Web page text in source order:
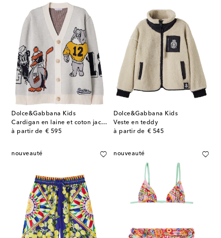
Dolce&Gabbana Kids
Cardigan en laine et coton jacquard à logo
à partir de € 595
original price
Dolce&Gabbana Kids
Veste en teddy
à partir de € 545
original price
nouveauté nouveauté